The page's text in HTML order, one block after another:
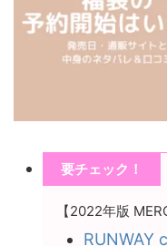
要チェック！
【2022年版
RUNWAY